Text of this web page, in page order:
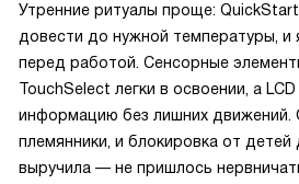
Утренние ритуалы проще:
довести до нужной температуры, и
перед работой. Сенсорные
TouchSelect легки в освоении, а
информацию без лишних
племянники, и блокировка от детей
выручила — не пришлось